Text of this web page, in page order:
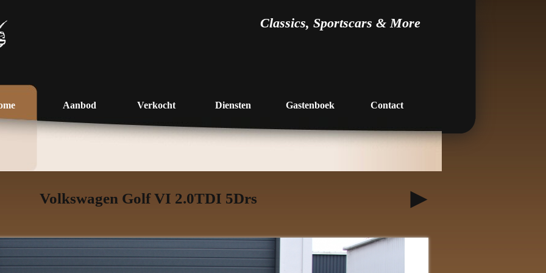
Classics, Sportscars & More
Aanbod Verkocht Diensten Gastenboek Contact
Volkswagen Golf VI 2.0TDI 5Drs